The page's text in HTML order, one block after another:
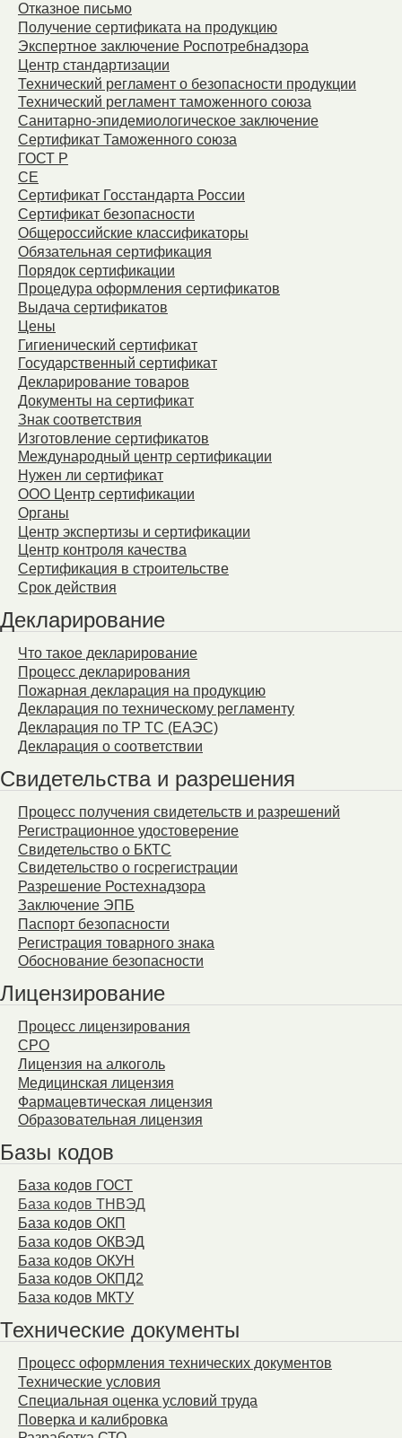
Отказное письмо
Получение сертификата на продукцию
Экспертное заключение Роспотребнадзора
Центр стандартизации
Технический регламент о безопасности продукции
Технический регламент таможенного союза
Санитарно-эпидемиологическое заключение
Сертификат Таможенного союза
ГОСТ Р
СЕ
Сертификат Госстандарта России
Сертификат безопасности
Общероссийские классификаторы
Обязательная сертификация
Порядок сертификации
Процедура оформления сертификатов
Выдача сертификатов
Цены
Гигиенический сертификат
Государственный сертификат
Декларирование товаров
Документы на сертификат
Знак соответствия
Изготовление сертификатов
Международный центр сертификации
Нужен ли сертификат
ООО Центр сертификации
Органы
Центр экспертизы и сертификации
Центр контроля качества
Сертификация в строительстве
Срок действия
Декларирование
Что такое декларирование
Процесс декларирования
Пожарная декларация на продукцию
Декларация по техническому регламенту
Декларация по ТР ТС (ЕАЭС)
Декларация о соответствии
Свидетельства и разрешения
Процесс получения свидетельств и разрешений
Регистрационное удостоверение
Свидетельство о БКТС
Свидетельство о госрегистрации
Разрешение Ростехнадзора
Заключение ЭПБ
Паспорт безопасности
Регистрация товарного знака
Обоснование безопасности
Лицензирование
Процесс лицензирования
СРО
Лицензия на алкоголь
Медицинская лицензия
Фармацевтическая лицензия
Образовательная лицензия
Базы кодов
База кодов ГОСТ
База кодов ТНВЭД
База кодов ОКП
База кодов ОКВЭД
База кодов ОКУН
База кодов ОКПД2
База кодов МКТУ
Технические документы
Процесс оформления технических документов
Технические условия
Специальная оценка условий труда
Поверка и калибровка